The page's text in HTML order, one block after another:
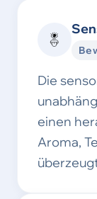
Die
einen
Aroma,